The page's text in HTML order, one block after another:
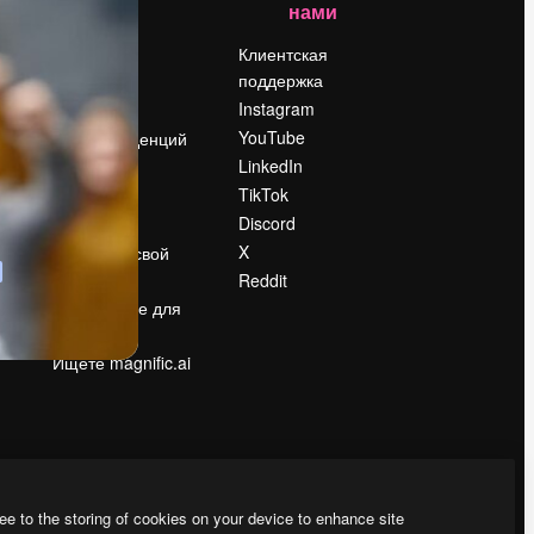
Вакансии
Поиск тенденций
Блог
События
Slidesgo
Продайте свой
Помещение для
Ищете magnific.ai
нами
Клиентская
поддержка
Instagram
YouTube
LinkedIn
TikTok
Discord
X
Reddit
to the storing of cookies on your device to enhance site